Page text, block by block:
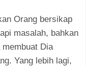
Orang bersikap
masalah, bahkan
Dia
Yang lebih lagi,